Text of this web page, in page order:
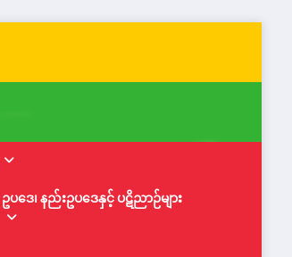
ဥပဒေ၊ နည်းဥပဒေနှင့် ပဋိညာဉ်များ